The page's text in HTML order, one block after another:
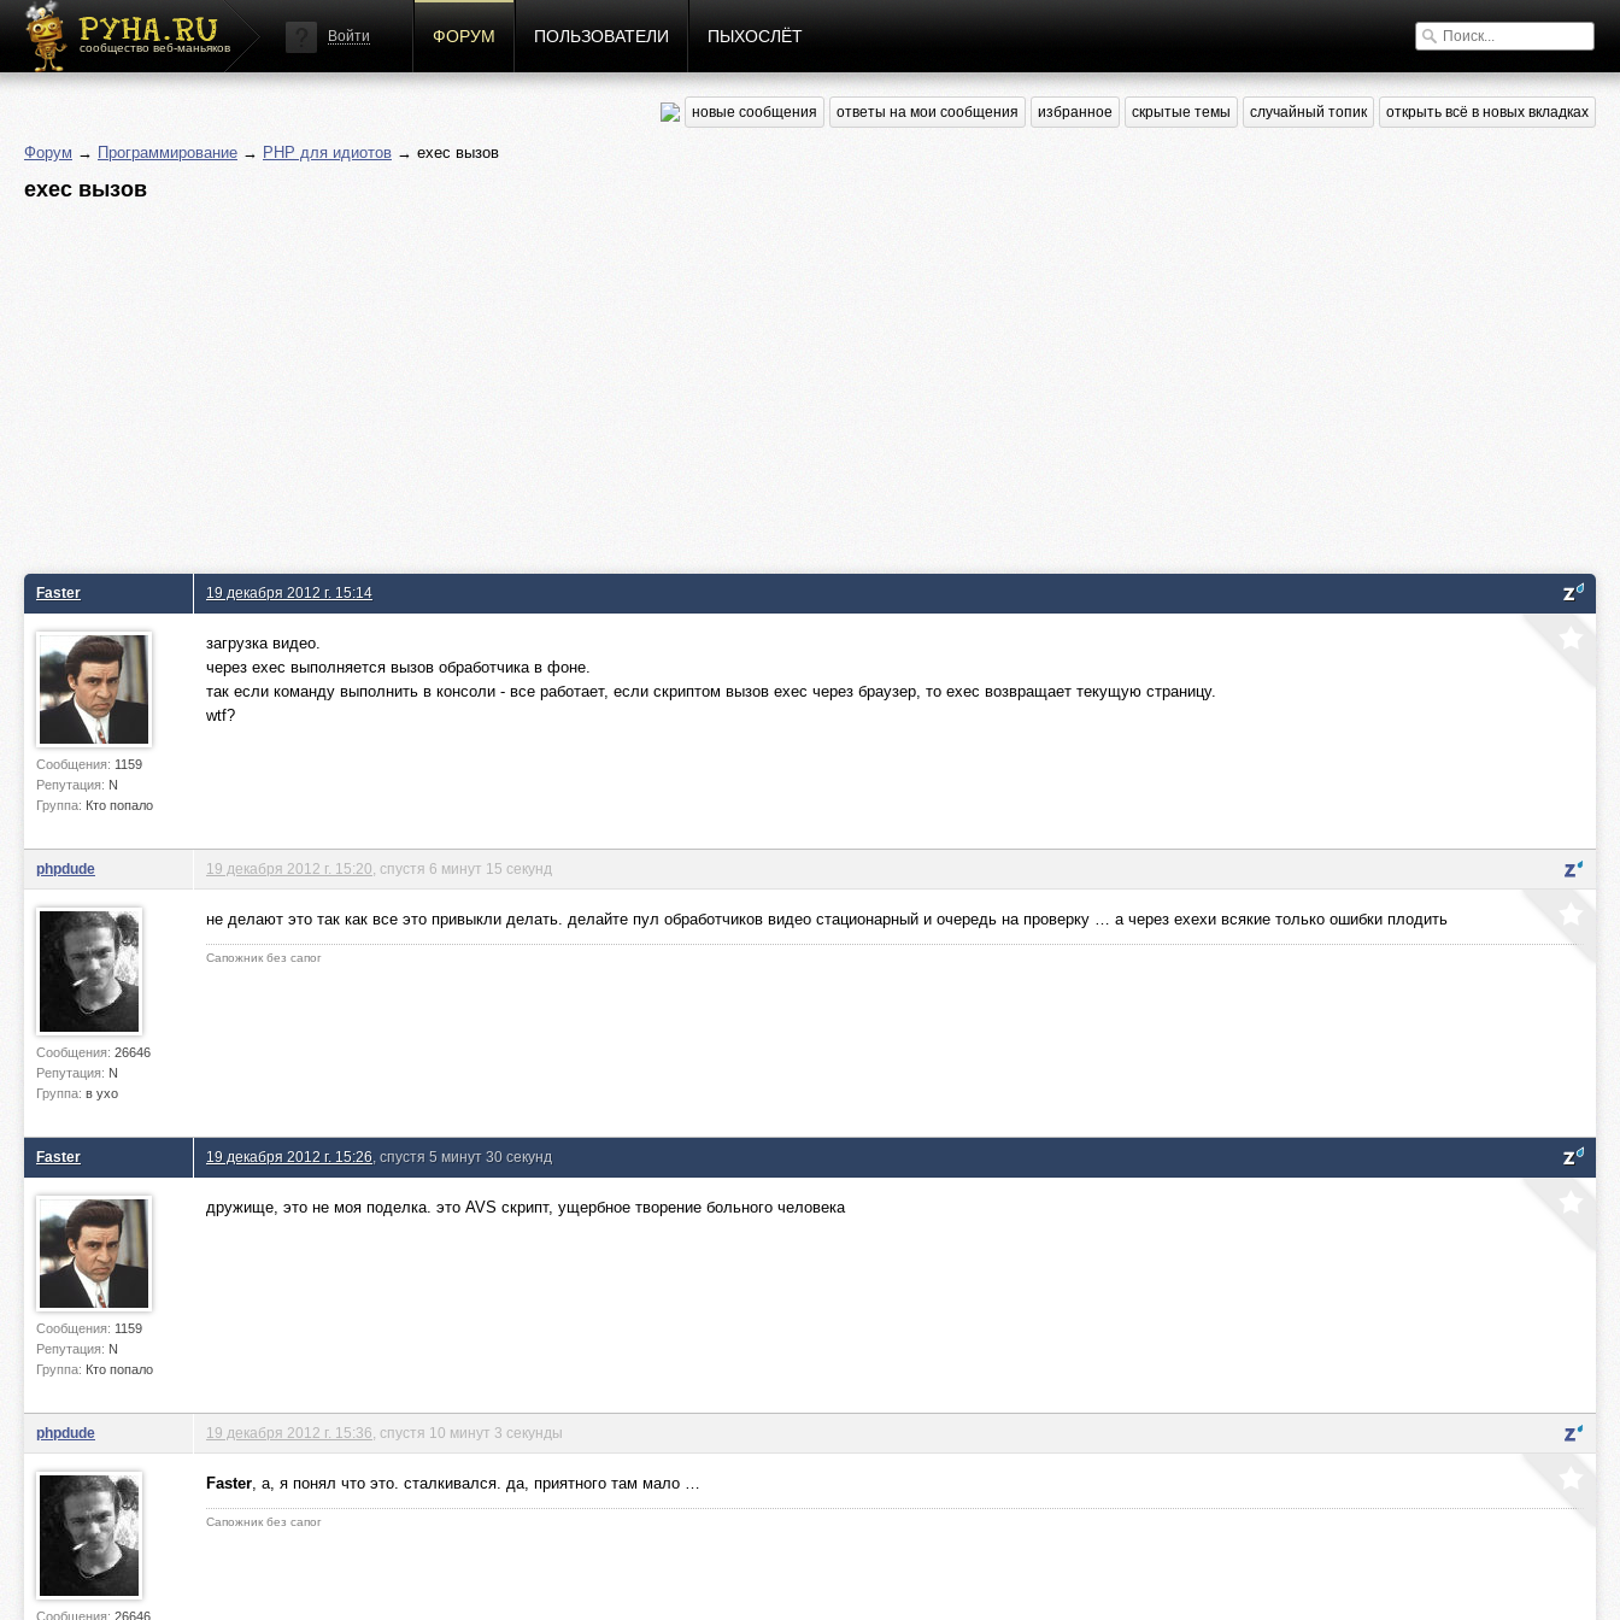
сообщество веб-маньяков
Войти ФОРУМ ПОЛЬЗОВАТЕЛИ ПЫХОСЛЁТ
новые сообщения ответы на мои сообщения избранное скрытые темы случайный топик открыть всё в новых вкладках
Форум → Программирование → PHP для идиотов → exec вызов
exec вызов
Faster
Сообщения: 1159
Репутация: N
Группа: Кто попало
19 декабря 2012 г. 15:14
загрузка видео.
через exec выполняется вызов обработчика в фоне.
так если команду выполнить в консоли - все работает, если скриптом вызов exec через браузер, то exec возвращает текущую страницу.
wtf?
phpdude
Сообщения: 26646
Репутация: N
Группа: в ухо
19 декабря 2012 г. 15:20 , спустя 6 минут 15 секунд
не делают это так как все это привыкли делать. делайте пул обработчиков видео стационарный и очередь на проверку … а через ехехи всякие только ошибки плодить
Сапожник без сапог
Faster
Сообщения: 1159
Репутация: N
Группа: Кто попало
19 декабря 2012 г. 15:26 , спустя 5 минут 30 секунд
дружище, это не моя поделка. это AVS скрипт, ущербное творение больного человека
phpdude
Сообщения: 26646
19 декабря 2012 г. 15:36 , спустя 10 минут 3 секунды
Faster, а, я понял что это. сталкивался. да, приятного там мало …
Сапожник без сапог